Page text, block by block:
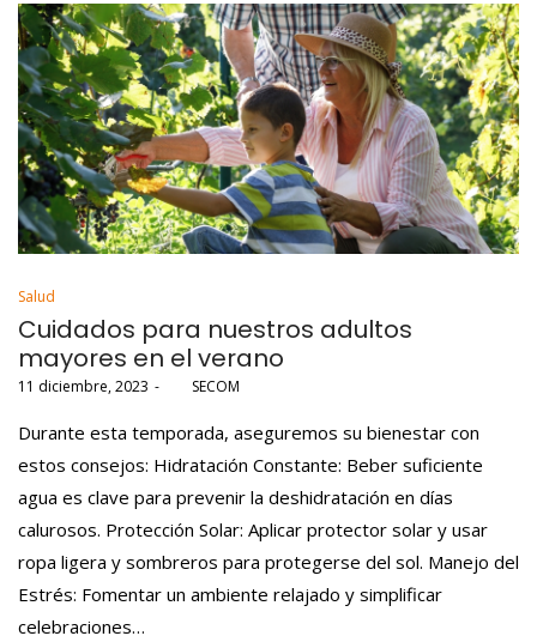
Posted
in
Salud
Cuidados para nuestros adultos
mayores en el verano
Posted
11 diciembre, 2023 SECOM
Durante esta temporada, aseguremos su bienestar con
estos consejos: Hidratación Constante: Beber suficiente
agua es clave para prevenir la deshidratación en días
calurosos. Protección Solar: Aplicar protector solar y usar
ropa ligera y sombreros para protegerse del sol. Manejo del
Estrés: Fomentar un ambiente relajado y simplificar
celebraciones…